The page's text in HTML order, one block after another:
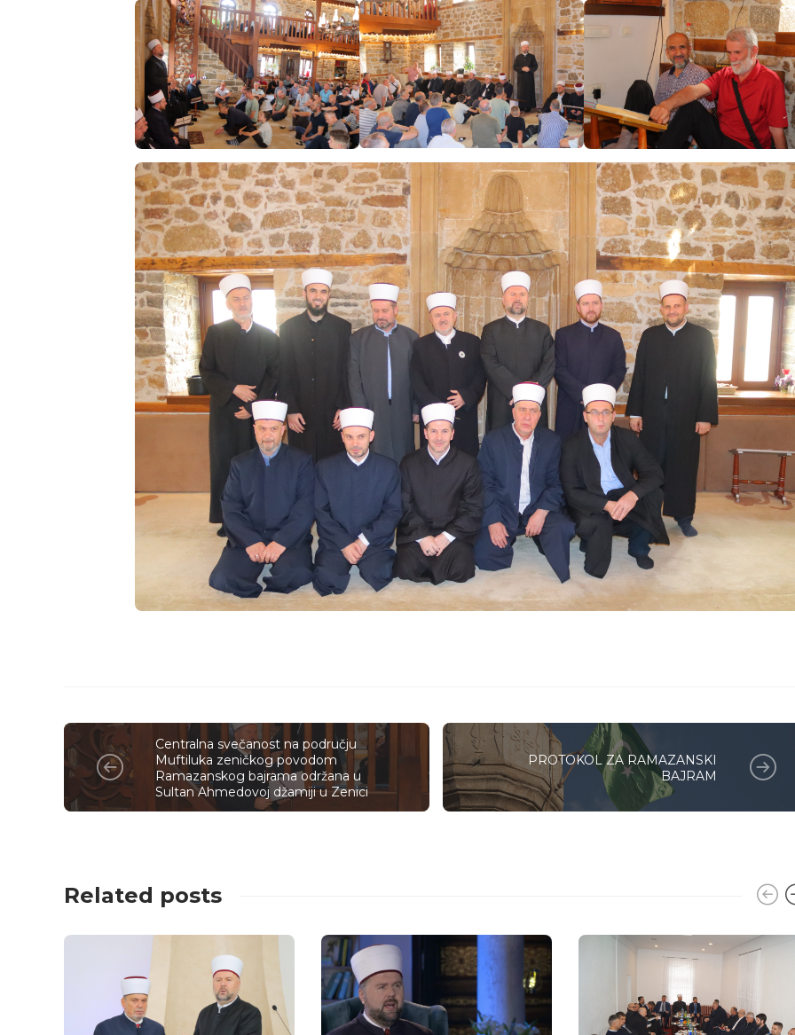
Centralna svečanost na području
Muftiluka zeničkog povodom
Ramazanskog bajrama održana u
Sultan Ahmedovoj džamiji u Zenici
PROTOKOL ZA RAMAZANSKI
BAJRAM
Related posts